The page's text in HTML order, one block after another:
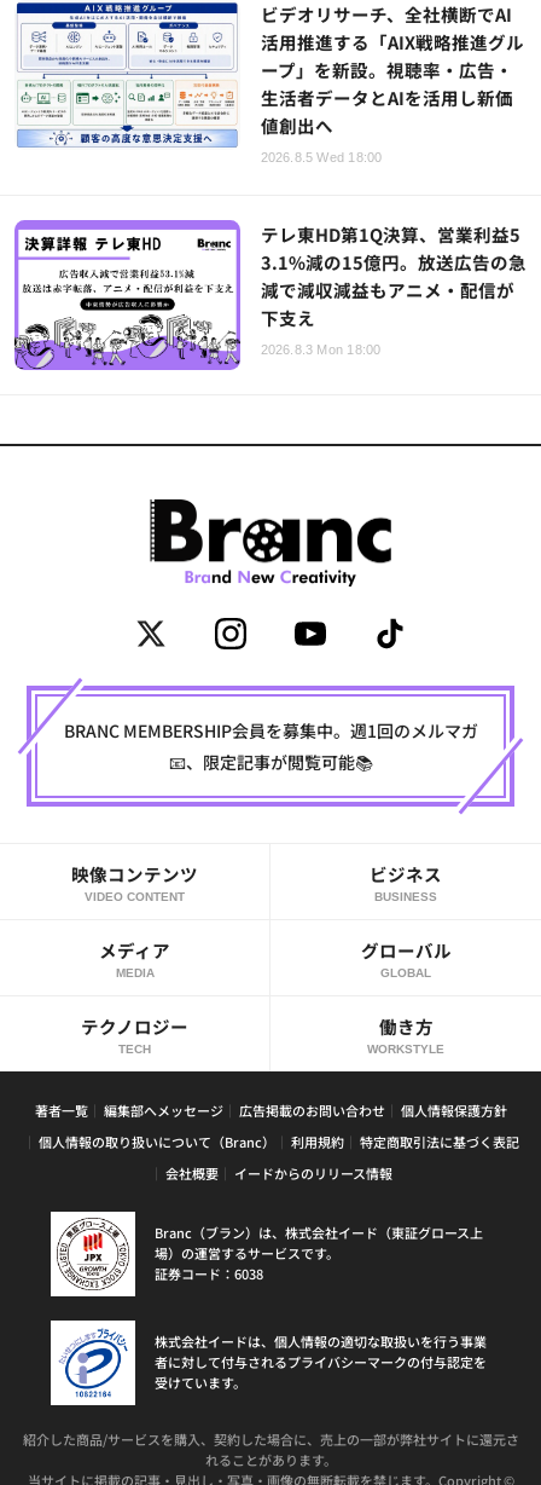
ビデオリサーチ、全社横断でAI
活用推進する「AIX戦略推進グル
ープ」を新設。視聴率・広告・
生活者データとAIを活用し新価
値創出へ
2026.8.5 Wed 18:00
テレ東HD第1Q決算、営業利益5
3.1%減の15億円。放送広告の急
減で減収減益もアニメ・配信が
下支え
2026.8.3 Mon 18:00
BRANC MEMBERSHIP会員を募集中。週1回のメルマガ
📧、限定記事が閲覧可能📚
映像コンテンツ
VIDEO CONTENT
ビジネス
BUSINESS
メディア
MEDIA
グローバル
GLOBAL
テクノロジー
TECH
働き方
WORKSTYLE
著者一覧 編集部へメッセージ 広告掲載のお問い合わせ
個人情報保護方針
個人情報の取り扱いについて（Branc）
利用規約
特定商取引法に基づく表記
会社概要
イードからのリリース情報
Branc（ブラン）は、株式会社イード（東証グロース上
場）の運営するサービスです。
証券コード：6038
株式会社イードは、個人情報の適切な取扱いを行う事業
者に対して付与されるプライバシーマークの付与認定を
受けています。
紹介した商品/サービスを購入、契約した場合に、売上の一部が弊社サイトに還元さ
れることがあります。
当サイトに掲載の記事・見出し・写真・画像の無断転載を禁じます。Copyright ©